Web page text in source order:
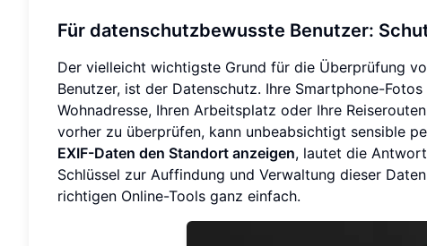
Für datenschutzbewusste Benutzer:
Der vielleicht wichtigste Grund für die Überprüfung
Benutzer, ist der Datenschutz. Ihre Smartphone-
Wohnadresse, Ihren Arbeitsplatz oder Ihre
vorher zu überprüfen, kann unbeabsichtigt sensible
EXIF-Daten den Standort anzeigen, lautet die
Schlüssel zur Auffindung und Verwaltung dieser
richtigen Online-Tools ganz einfach.